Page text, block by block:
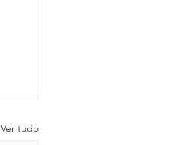
Ver tudo